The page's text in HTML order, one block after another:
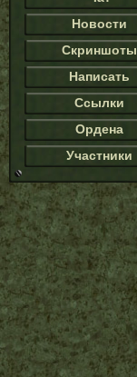
Новости
Скриншоты
Написать
Ссылки
Ордена
Участники